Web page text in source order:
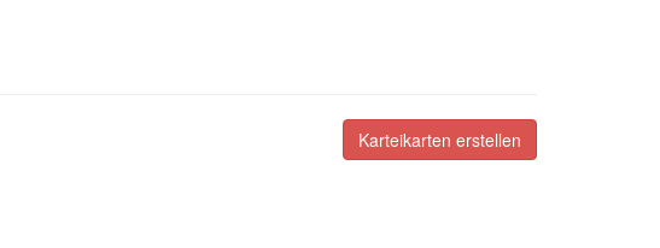
Karteikarten erstellen